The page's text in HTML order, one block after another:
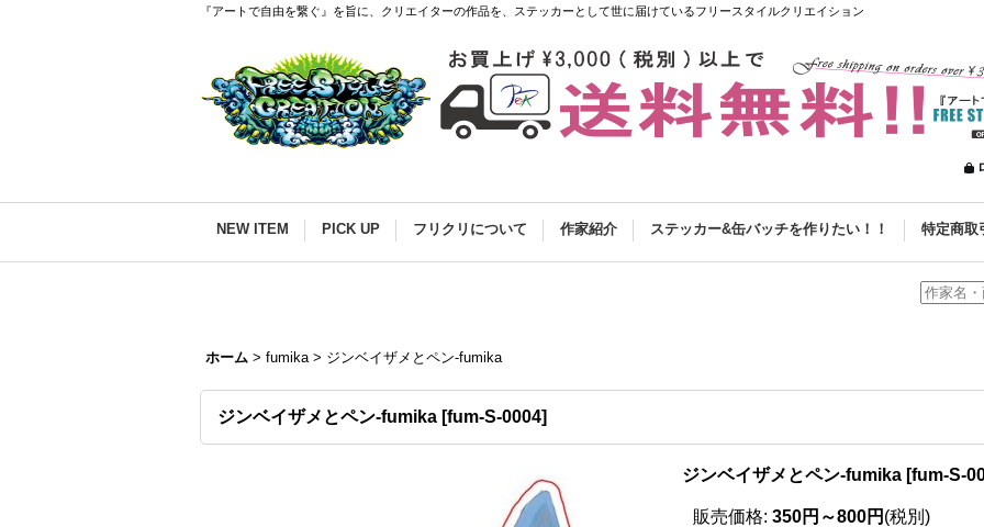
『アートで自由を繋ぐ』を旨に、クリエイターの作品を、ステッカーとして世に届けているフリースタイルクリエイション
NEW ITEM PICK UP フリクリについて 作家紹介 ステッカー&缶バッチを作りたい！！ 特定商取
ホーム > fumika > ジンベイザメとペン-fumika
ジンベイザメとペン-fumika [fum-S-0004]
ジンベイザメとペン-fumika [fum-S-
販売価格: 350円～800円 (税別)